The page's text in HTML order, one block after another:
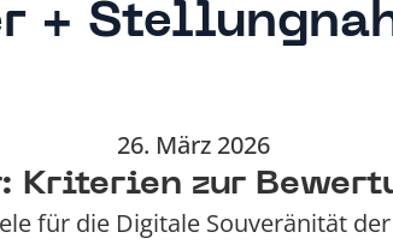
+
26. März 2026
Kriterien zur
für die Digitale Souveränität